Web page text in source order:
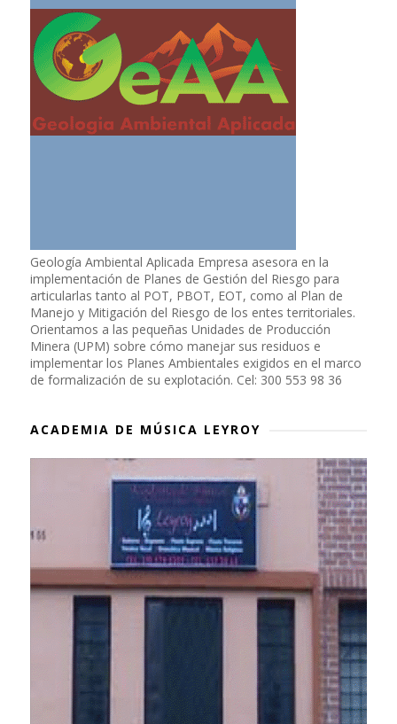
Geología Ambiental Aplicada Empresa asesora en la
implementación de Planes de Gestión del Riesgo para
articularlas tanto al POT, PBOT, EOT, como al Plan de
Manejo y Mitigación del Riesgo de los entes territoriales.
Orientamos a las pequeñas Unidades de Producción
Minera (UPM) sobre cómo manejar sus residuos e
implementar los Planes Ambientales exigidos en el marco
de formalización de su explotación. Cel: 300 553 98 36
ACADEMIA DE MÚSICA LEYROY